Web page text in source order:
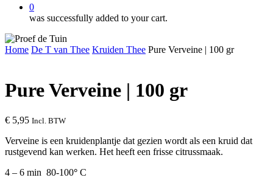
0
was successfully added to your cart.
Home De T van Thee Kruiden Thee Pure Verveine | 100 gr
Pure Verveine | 100 gr
€ 5,95 Incl. BTW
Verveine is een kruidenplantje dat gezien wordt als een kruid dat
rustgevend kan werken. Het heeft een frisse citrussmaak.
4 – 6 min 80-100° C